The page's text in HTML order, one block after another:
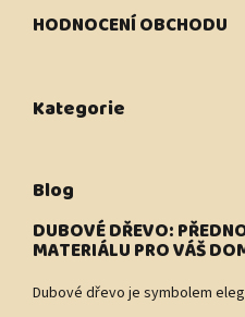
HODNOCENÍ OBCHODU
Kategorie
Blog
DUBOVÉ DŘEVO:
MATERIÁLU PRO VÁŠ
Dubové dřevo je symbolem